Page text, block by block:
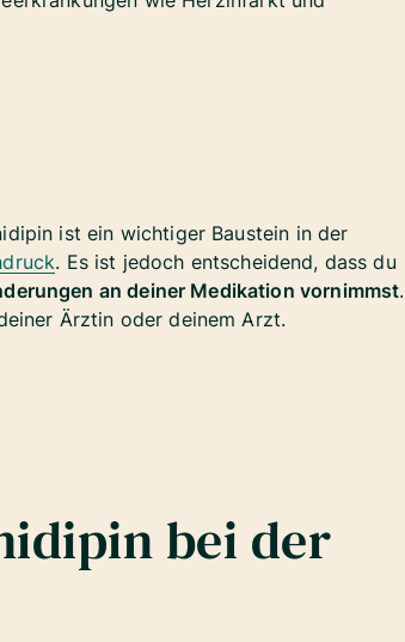
ist ein wichtiger Baustein in der
. Es ist jedoch entscheidend, dass du
an deiner Medikation vornimmst.
Ärztin oder deinem Arzt.
bei der